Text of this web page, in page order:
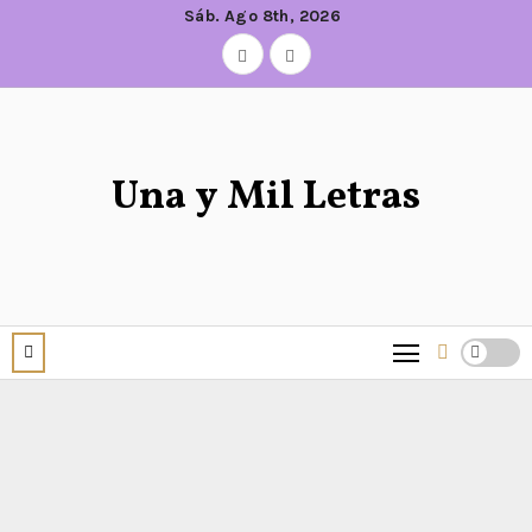
Sáb. Ago 8th, 2026
Una y Mil Letras